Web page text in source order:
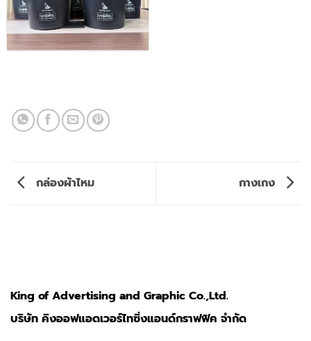
กล่องผ้าไหม กางเกง
King of Advertising and Graphic Co.,Ltd.
บริษัท คิงออฟแอดเวอร์ไทซิ่งแอนด์กราฟฟิค จำกัด